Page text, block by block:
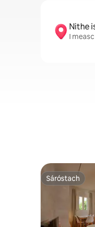
Nithe
I
Sáróstach
Sáróstach